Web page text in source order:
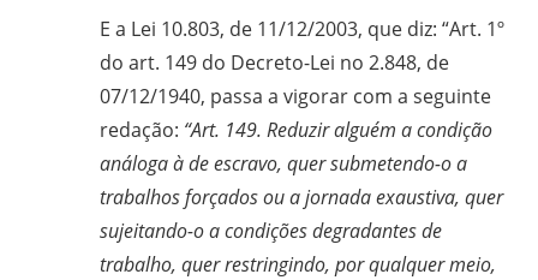
E a Lei 10.803, de 11/12/2003, que diz: “Art. 1º
do art. 149 do Decreto-Lei no 2.848, de
07/12/1940, passa a vigorar com a seguinte
redação: “Art. 149. Reduzir alguém a condição
análoga à de escravo, quer submetendo-o a
trabalhos forçados ou a jornada exaustiva, quer
sujeitando-o a condições degradantes de
trabalho, quer restringindo, por qualquer meio,